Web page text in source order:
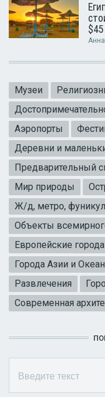
$45
Музеи
Аэропорты
Деревни и
Предварительный
Мир природы
Ж/д, метро,
Объекты
Европейские города
Города Азии и
Развлечения
Современная